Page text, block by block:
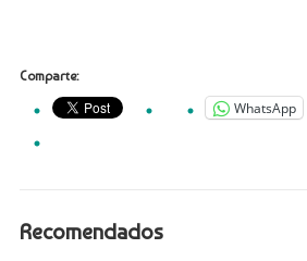
Comparte:
WhatsApp
Recomendados